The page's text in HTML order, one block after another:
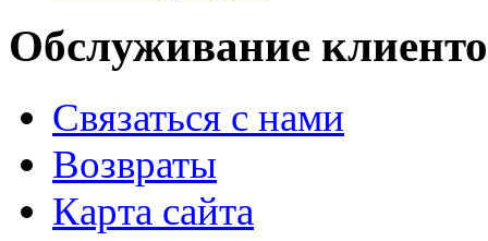
Обслуживание
Связаться с нами
Возвраты
Карта сайта